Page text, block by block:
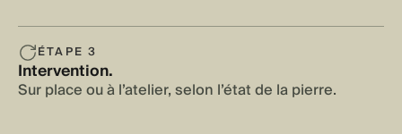
ÉTAPE 3
Intervention.
Sur place ou à l’atelier, selon l’état de la pierre.